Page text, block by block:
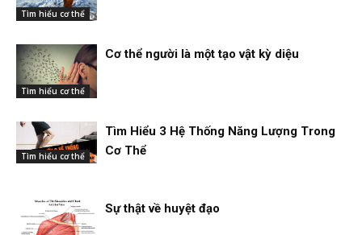
Tìm hiểu cơ thể
Tìm hiểu cơ thể
Cơ thể người là một tạo vật kỳ diệu
Tìm hiểu cơ thể
Tìm Hiểu 3 Hệ Thống Năng Lượng Trong
Cơ Thể
Sự thật về huyệt đạo